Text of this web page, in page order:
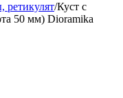
ретикулят/Куст с
50 мм) Dioramika